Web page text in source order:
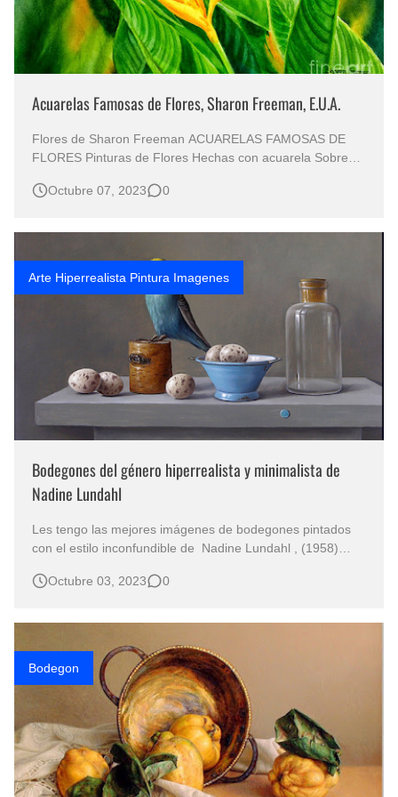
Acuarelas Famosas de Flores, Sharon Freeman, E.U.A.
Flores de Sharon Freeman ACUARELAS FAMOSAS DE
FLORES Pinturas de Flores Hechas con acuarela Sobre
con Acuarelas Imágenes de Diferentes Flores en Pinturas
colores, Sharon Freema…
Octubre 07, 2023 0
Arte Hiperrealista Pintura Imagenes
Bodegones del género hiperrealista y minimalista de
Nadine Lundahl
Les tengo las mejores imágenes de bodegones pintados
con el estilo inconfundible de Nadine Lundahl , (1958)
al óleo Imágenes de cuadros de bodegones pintados
bodegones pintados Ideas d…
Octubre 03, 2023 0
Bodegon